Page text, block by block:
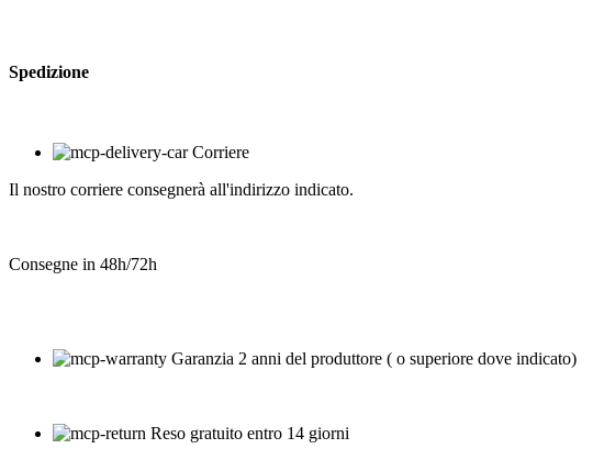
Spedizione
Corriere
Il nostro corriere consegnerà all'indirizzo indicato.
Consegne in 48h/72h
Garanzia 2 anni del produttore ( o superiore dove indicato)
Reso gratuito entro 14 giorni